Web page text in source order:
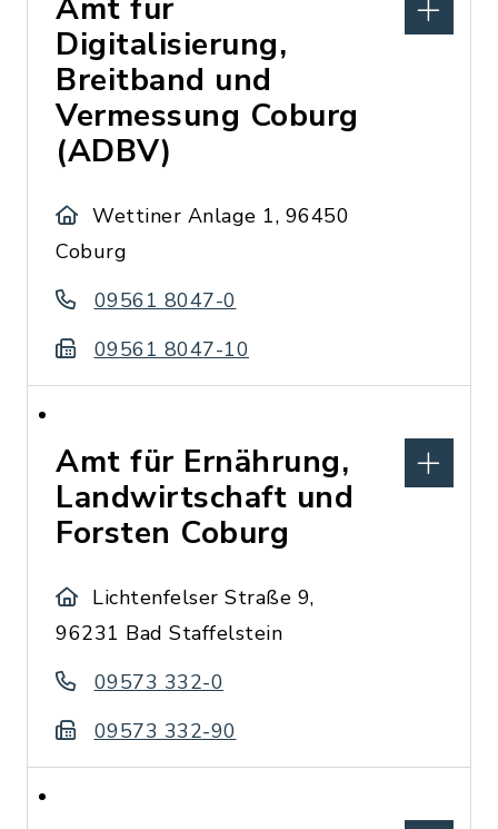
Amt für
Digitalisierung,
Breitband und
Vermessung Coburg
(ADBV)
Wettiner Anlage 1, 96450
Coburg
09561 8047-0
09561 8047-10
Amt für Ernährung,
Landwirtschaft und
Forsten Coburg
Lichtenfelser Straße 9,
96231 Bad Staffelstein
09573 332-0
09573 332-90